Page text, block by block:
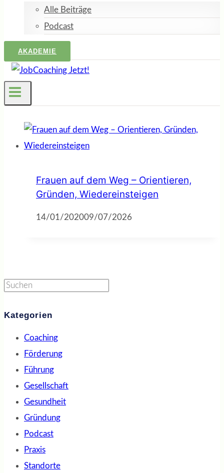
Alle Beiträge
Podcast
AKADEMIE
Frauen auf dem Weg – Orientieren,
Gründen, Wiedereinsteigen
14/01/202009/07/2026
Suchen
Kategorien
Coaching
Förderung
Führung
Gesellschaft
Gesundheit
Gründung
Podcast
Praxis
Standorte